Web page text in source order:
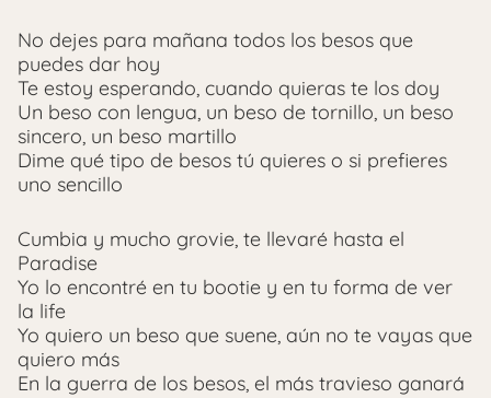
No dejes para mañana todos los besos que
puedes dar hoy
Te estoy esperando, cuando quieras te los doy
Un beso con lengua, un beso de tornillo, un beso
sincero, un beso martillo
Dime qué tipo de besos tú quieres o si prefieres
uno sencillo
Cumbia y mucho grovie, te llevaré hasta el
Paradise
Yo lo encontré en tu bootie y en tu forma de ver
la life
Yo quiero un beso que suene, aún no te vayas que
quiero más
En la guerra de los besos, el más travieso ganará